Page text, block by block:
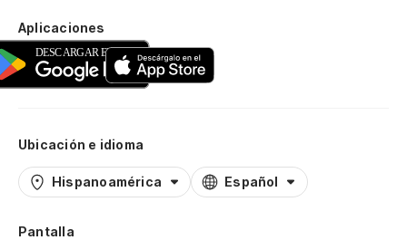
Aplicaciones
Ubicación e idioma
Hispanoamérica Español
Pantalla